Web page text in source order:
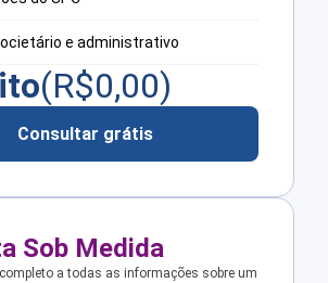
e administrativo
(R$0,00)
Consultar grátis
Sob Medida
a todas as informações sobre um